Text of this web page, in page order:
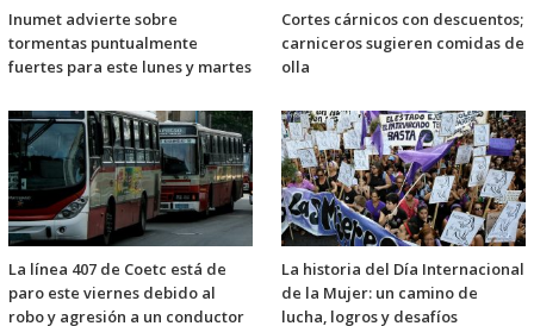
Inumet advierte sobre
tormentas puntualmente
fuertes para este lunes y martes
Cortes cárnicos con descuentos;
carniceros sugieren comidas de
olla
La línea 407 de Coetc está de
paro este viernes debido al
robo y agresión a un conductor
La historia del Día Internacional
de la Mujer: un camino de
lucha, logros y desafíos